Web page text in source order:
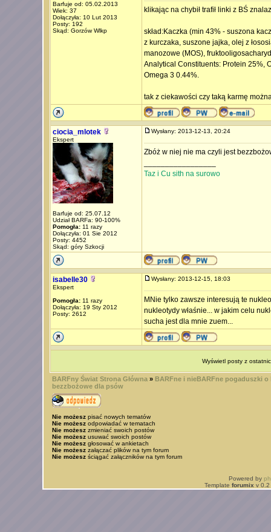
Barfuje od: 05.02.2013
Wiek: 37
Dołączyła: 10 Lut 2013
Posty: 192
Skąd: Gorzów Wlkp
klikając na chybił trafił linki z BŚ
skład:Kaczka (min 43% - suszona
z kurczaka, suszone jajka, olej z
manozowe (MOS),
Analytical Constituents: Protein 25%,
Omega 3 0.44%.
tak z ciekawości czy taką karmę
ciocia_mlotek
Ekspert
Barfuje od: 25.07.12
Udział BARFa: 90-100%
Pomogła:11 razy
Dołączyła: 01 Sie 2012
Posty: 4452
Skąd: góry Szkocji
Wysłany: 2013-12-13, 20:24
Zbóż w niej nie ma czyli jest
Taz i Cu sith na surowo
isabelle30
Ekspert
Pomogła:11 razy
Dołączyła: 19 Sty 2012
Posty: 2612
Wysłany: 2013-12-15, 18:03
MNie tylko zawsze interesują te
nukleotydy właśnie... w jakim celu
sucha jest dla mnie zuem...
Wyświetl posty z
BARFny Świat Strona Główna» BARFne i nieBARFne pogaduszki o
bezzbożowe dla psów
Nie możeszpisać nowych tematów
Nie możeszodpowiadać w tematach
Nie możeszzmieniać swoich postów
Nie możeszusuwać swoich postów
Nie możeszgłosować w ankietach
Nie możeszzałączać plików na tym forum
Nie możeszściągać załączników na tym forum
Powered by
Template forumix v 0.2